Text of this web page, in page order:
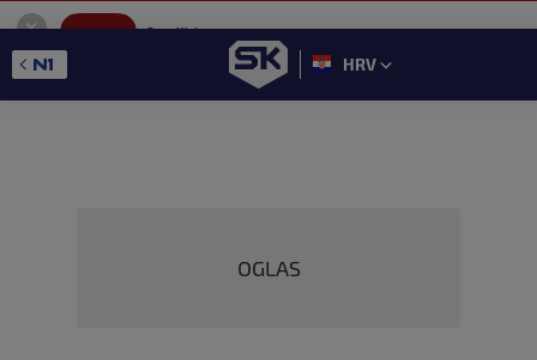
SportKlub
GET - On the Google Play
HRV
OGLAS